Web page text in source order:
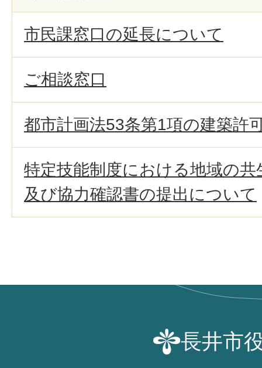
市民課窓口の延長について
ご相談窓口
都市計画法53条第1項の建築許
特定技能制度における地域の
及び協力確認書の提出について
長井市